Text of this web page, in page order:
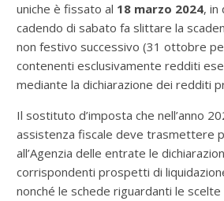
uniche è fissato al 18 marzo 2024, in
cadendo di sabato fa slittare la
non festivo successivo (31 ottobre
contenenti esclusivamente redditi
mediante la dichiarazione dei redditi
Il sostituto d’imposta che nell’anno
assistenza fiscale deve trasmettere
all’Agenzia delle entrate le
corrispondenti prospetti di
nonché le schede riguardanti le